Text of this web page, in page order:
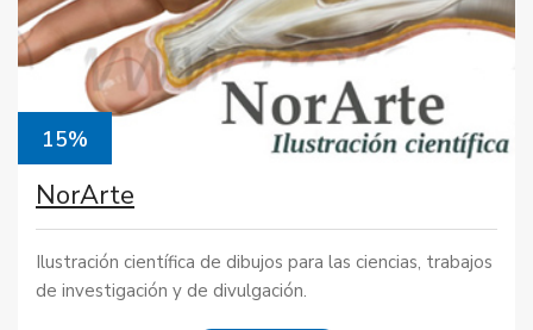
15%
NorArte
Ilustración científica de dibujos para las ciencias, trabajos
de investigación y de divulgación.